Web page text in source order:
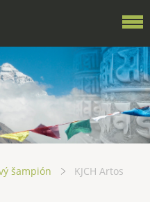
šampión
KJCH Artos